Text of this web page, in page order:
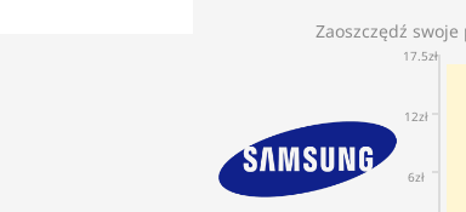
Zaoszczędź
17.5zł
12zł
6zł